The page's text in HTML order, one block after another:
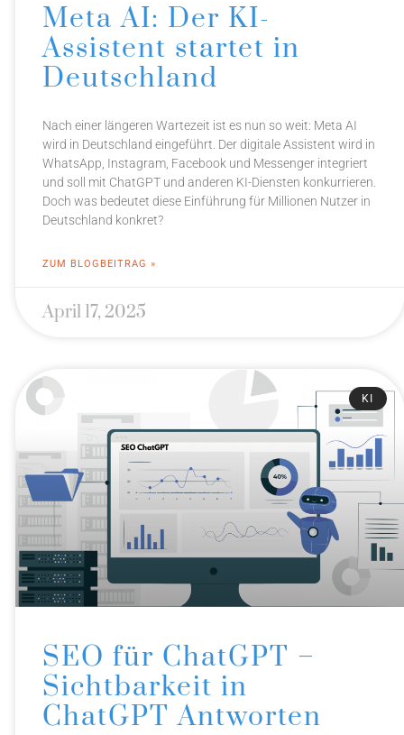
Meta AI: Der KI-
Assistent startet in
Deutschland
Nach einer längeren Wartezeit ist es nun so weit: Meta AI
wird in Deutschland eingeführt. Der digitale Assistent wird in
WhatsApp, Instagram, Facebook und Messenger integriert
und soll mit ChatGPT und anderen KI-Diensten konkurrieren.
Doch was bedeutet diese Einführung für Millionen Nutzer in
Deutschland konkret?
ZUM BLOGBEITRAG »
April 17, 2025
KI
SEO für ChatGPT –
Sichtbarkeit in
ChatGPT Antworten